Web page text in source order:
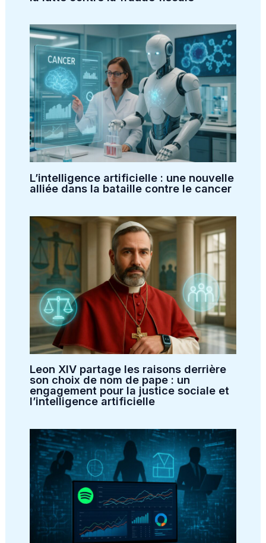
L’intelligence artificielle : une nouvelle
alliée dans la bataille contre le cancer
Leon XIV partage les raisons derrière
son choix de nom de pape : un
engagement pour la justice sociale et
l’intelligence artificielle